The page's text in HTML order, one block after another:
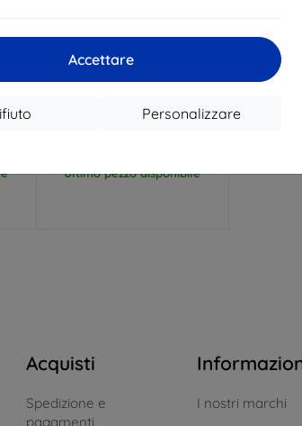
Accettare
Personalizzare
-10%
Codice
sconto
viola
6,91 €
Ultimo pezzo disponibile
Acquisti
Spedizione e
pagamenti
I nostri marchi